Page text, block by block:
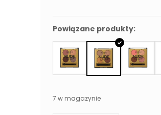
Powiązane produkty:
7 w magazynie